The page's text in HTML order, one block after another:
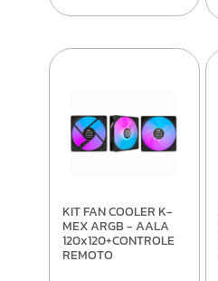
KIT FAN COOLER K-
MEX ARGB - AALA
120x120+CONTROLE
REMOTO